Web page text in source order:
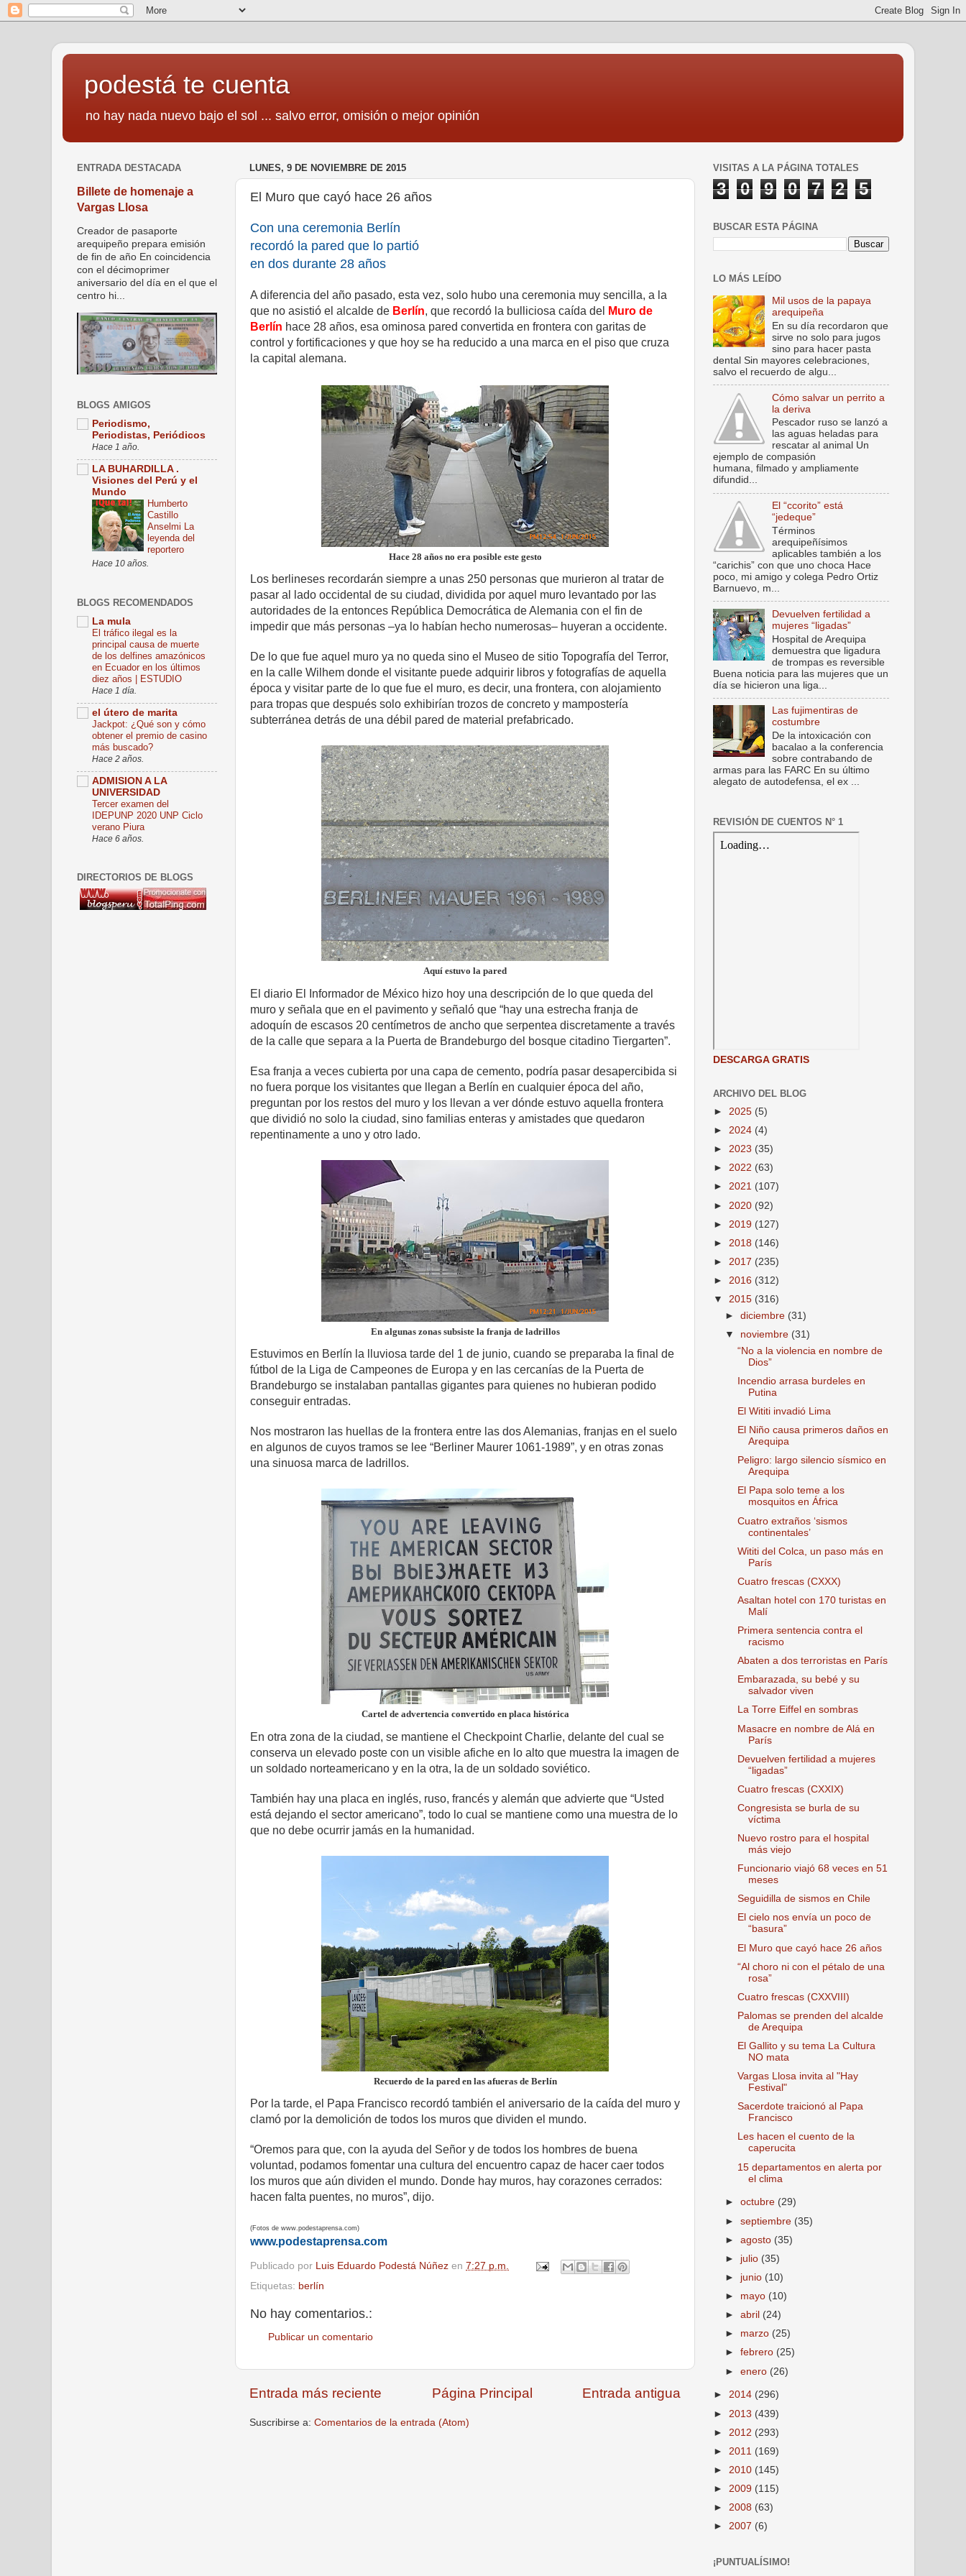
podestá te cuenta
no hay nada nuevo bajo el sol ... salvo error, omisión o mejor opinión
LUNES, 9 DE NOVIEMBRE DE 2015
El Muro que cayó hace 26 años
Con una ceremonia Berlín
recordó la pared que lo partió
en dos durante 28 años
A diferencia del año pasado, esta vez, solo hubo una ceremonia muy sencilla, a la
que no asistió el alcalde de Berlín, que recordó la bulliciosa caída del
Muro de
Berlín hace 28 años, esa ominosa pared convertida en frontera con garitas de
control y fortificaciones y que hoy se ha reducido a una marca en el piso que cruza
la capital alemana.
Hace 28 años no era posible este gesto
Los berlineses recordarán siempre a unas 250 personas que murieron al tratar de
pasar al lado occidental de su ciudad, dividida por aquel muro levantado por las
autoridades de la entonces República Democrática de Alemania con el fin de
impedir que más personas –ya lo habían hecho numerosas– huyeran a occidente.
De lo que fue aquel muro ya no queda sino el Museo de sitio Topografía del Terror,
en la calle Wilhem donde el visitante puede adquirir libros y fotografías de aquella
época y visitar parte de lo que fue el muro, es decir, una frontera, con alojamiento
para tropas que después solo exhibirían trozos de concreto y mampostería
subterránea detrás de una débil pared de material prefabricado.
Aquí estuvo la pared
El diario El Informador de México hizo hoy una descripción de lo que queda del
muro y señala que en el pavimento y señaló que “hay una estrecha franja de
adoquín de escasos 20 centímetros de ancho que serpentea discretamente a través
de la calle que separa a la Puerta de Brandeburgo del bosque citadino Tiergarten”.
Esa franja a veces cubierta por una capa de cemento, podría pasar desapercibida si
no fuera porque los visitantes que llegan a Berlín en cualquier época del año,
preguntan por los restos del muro y los llevan a ver dónde estuvo aquella frontera
que dividió no solo la ciudad, sino familias enteras y amistades que quedaron
repentinamente a uno y otro lado.
En algunas zonas subsiste la franja de ladrillos
Estuvimos en Berlín la lluviosa tarde del 1 de junio, cuando se preparaba la final de
fútbol de la Liga de Campeones de Europa y en las cercanías de la Puerta de
Brandeburgo se instalaban pantallas gigantes para quienes no hubieran podido
conseguir entradas.
Nos mostraron las huellas de la frontera entre las dos Alemanias, franjas en el suelo
en algunos de cuyos tramos se lee “Berliner Maurer 1061-1989”, y en otras zonas
una sinuosa marca de ladrillos.
Cartel de advertencia convertido en placa histórica
En otra zona de la ciudad, se mantiene el Checkpoint Charlie, delante del cual se
conserva un elevado poste con un visible afiche en lo alto que muestra la imagen de
un soldado norteamericano y en la otra, la de un soldado soviético.
También hay una placa en inglés, ruso, francés y alemán que advierte que “Usted
está dejando el sector americano”, todo lo cual se mantiene como una muestra de lo
que no debe ocurrir jamás en la humanidad.
Recuerdo de la pared en las afueras de Berlín
Por la tarde, el Papa Francisco recordó también el aniversario de la caída del muro y
clamó por la demolición de todos los muros que dividen el mundo.
“Oremos para que, con la ayuda del Señor y de todos los hombres de buena
voluntad, podamos fomentar una cultura del encuentro capaz de hacer caer todos
los muros que aún dividen el mundo. Donde hay muros, hay corazones cerrados:
hacen falta puentes, no muros”, dijo.
(Fotos de www.podestaprensa.com)
www.podestaprensa.com
Publicado por Luis Eduardo Podestá Núñez en 7:27 p.m.
Etiquetas: berlín
No hay comentarios.:
Publicar un comentario
Entrada más reciente Entrada antigua
Página Principal
Suscribirse a: Comentarios de la entrada (Atom)
ENTRADA DESTACADA
Billete de homenaje a
Vargas Llosa
Creador de pasaporte
arequipeño prepara emisión
de fin de año En coincidencia
con el décimoprimer
aniversario del día en el que el
centro hi...
BLOGS AMIGOS
Periodismo,
Periodistas, Periódicos
Hace 1 año.
LA BUHARDILLA .
Visiones del Perú y el
Mundo
Humberto
Castillo
Anselmi La
leyenda del
reportero
Hace 10 años.
BLOGS RECOMENDADOS
La mula
El tráfico ilegal es la
principal causa de muerte
de los delfines amazónicos
en Ecuador en los últimos
diez años | ESTUDIO
Hace 1 día.
el útero de marita
Jackpot: ¿Qué son y cómo
obtener el premio de casino
más buscado?
Hace 2 años.
ADMISION A LA
UNIVERSIDAD
Tercer examen del
IDEPUNP 2020 UNP Ciclo
verano Piura
Hace 6 años.
DIRECTORIOS DE BLOGS
VISITAS A LA PÁGINA TOTALES
3 0 9 0 7 2 5
BUSCAR ESTA PÁGINA
LO MÁS LEÍDO
Mil usos de la papaya
arequipeña
En su día recordaron que
sirve no solo para jugos
sino para hacer pasta
dental Sin mayores celebraciones,
salvo el recuerdo de algu...
Cómo salvar un perrito a
la deriva
Pescador ruso se lanzó a
las aguas heladas para
rescatar al animal Un
ejemplo de compasión
humana, filmado y ampliamente
difundid...
El “ccorito” está
“jedeque”
Términos
arequipeñísimos
aplicables también a los
“carichis” con que uno choca Hace
poco, mi amigo y colega Pedro Ortiz
Barnuevo, m...
Devuelven fertilidad a
mujeres “ligadas”
Hospital de Arequipa
demuestra que ligadura
de trompas es reversible
Buena noticia para las mujeres que un
día se hicieron una liga...
Las fujimentiras de
costumbre
De la intoxicación con
bacalao a la conferencia
sobre contrabando de
armas para las FARC En su último
alegato de autodefensa, el ex ...
REVISIÓN DE CUENTOS N° 1
DESCARGA GRATIS
ARCHIVO DEL BLOG
► 2025 (5)
► 2024 (4)
► 2023 (35)
► 2022 (63)
► 2021 (107)
► 2020 (92)
► 2019 (127)
► 2018 (146)
► 2017 (235)
► 2016 (312)
▼ 2015 (316)
►diciembre (31)
▼ noviembre (31)
“No a la violencia en nombre de
Dios”
Incendio arrasa burdeles en
Putina
El Wititi invadió Lima
El Niño causa primeros daños en
Arequipa
Peligro: largo silencio sísmico en
Arequipa
El Papa solo teme a los
mosquitos en África
Cuatro extraños ‘sismos
continentales’
Wititi del Colca, un paso más en
París
Cuatro frescas (CXXX)
Asaltan hotel con 170 turistas en
Malí
Primera sentencia contra el
racismo
Abaten a dos terroristas en París
Embarazada, su bebé y su
salvador viven
La Torre Eiffel en sombras
Masacre en nombre de Alá en
París
Devuelven fertilidad a mujeres
“ligadas”
Cuatro frescas (CXXIX)
Congresista se burla de su
víctima
Nuevo rostro para el hospital
más viejo
Funcionario viajó 68 veces en 51
meses
Seguidilla de sismos en Chile
El cielo nos envía un poco de
“basura”
El Muro que cayó hace 26 años
“Al choro ni con el pétalo de una
rosa”
Cuatro frescas (CXXVIII)
Palomas se prenden del alcalde
de Arequipa
El Gallito y su tema La Cultura
NO mata
Vargas Llosa invita al "Hay
Festival"
Sacerdote traicionó al Papa
Francisco
Les hacen el cuento de la
caperucita
15 departamentos en alerta por
el clima
►octubre (29)
►septiembre (35)
►agosto (35)
► julio (35)
► junio (10)
► mayo (10)
►abril (24)
► marzo (25)
►febrero (25)
►enero (26)
► 2014 (296)
► 2013 (439)
► 2012 (293)
► 2011 (169)
► 2010 (145)
► 2009 (115)
► 2008 (63)
► 2007 (6)
¡PUNTUALÍSIMO!